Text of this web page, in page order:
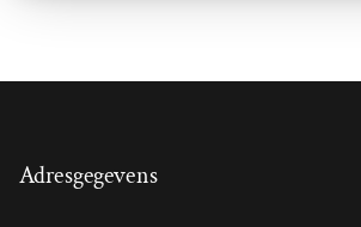
Adresgegevens